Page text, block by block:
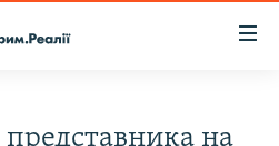
представника на